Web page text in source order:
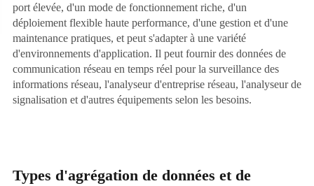
port élevée, d'un mode de fonctionnement riche, d'un
déploiement flexible haute performance, d'une gestion et d'une
maintenance pratiques, et peut s'adapter à une variété
d'environnements d'application. Il peut fournir des données de
communication réseau en temps réel pour la surveillance des
informations réseau, l'analyseur d'entreprise réseau, l'analyseur de
signalisation et d'autres équipements selon les besoins.
Types d'agrégation de données et de